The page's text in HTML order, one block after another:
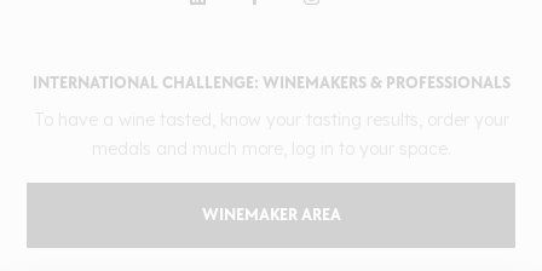
INTERNATIONAL CHALLENGE: WINEMAKERS & PROFESSIONALS
WINEMAKER AREA